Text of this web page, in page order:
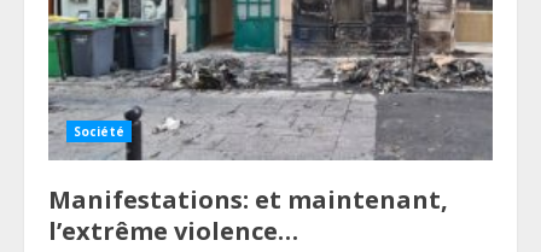
Société
Manifestations: et maintenant,
l’extrême violence…